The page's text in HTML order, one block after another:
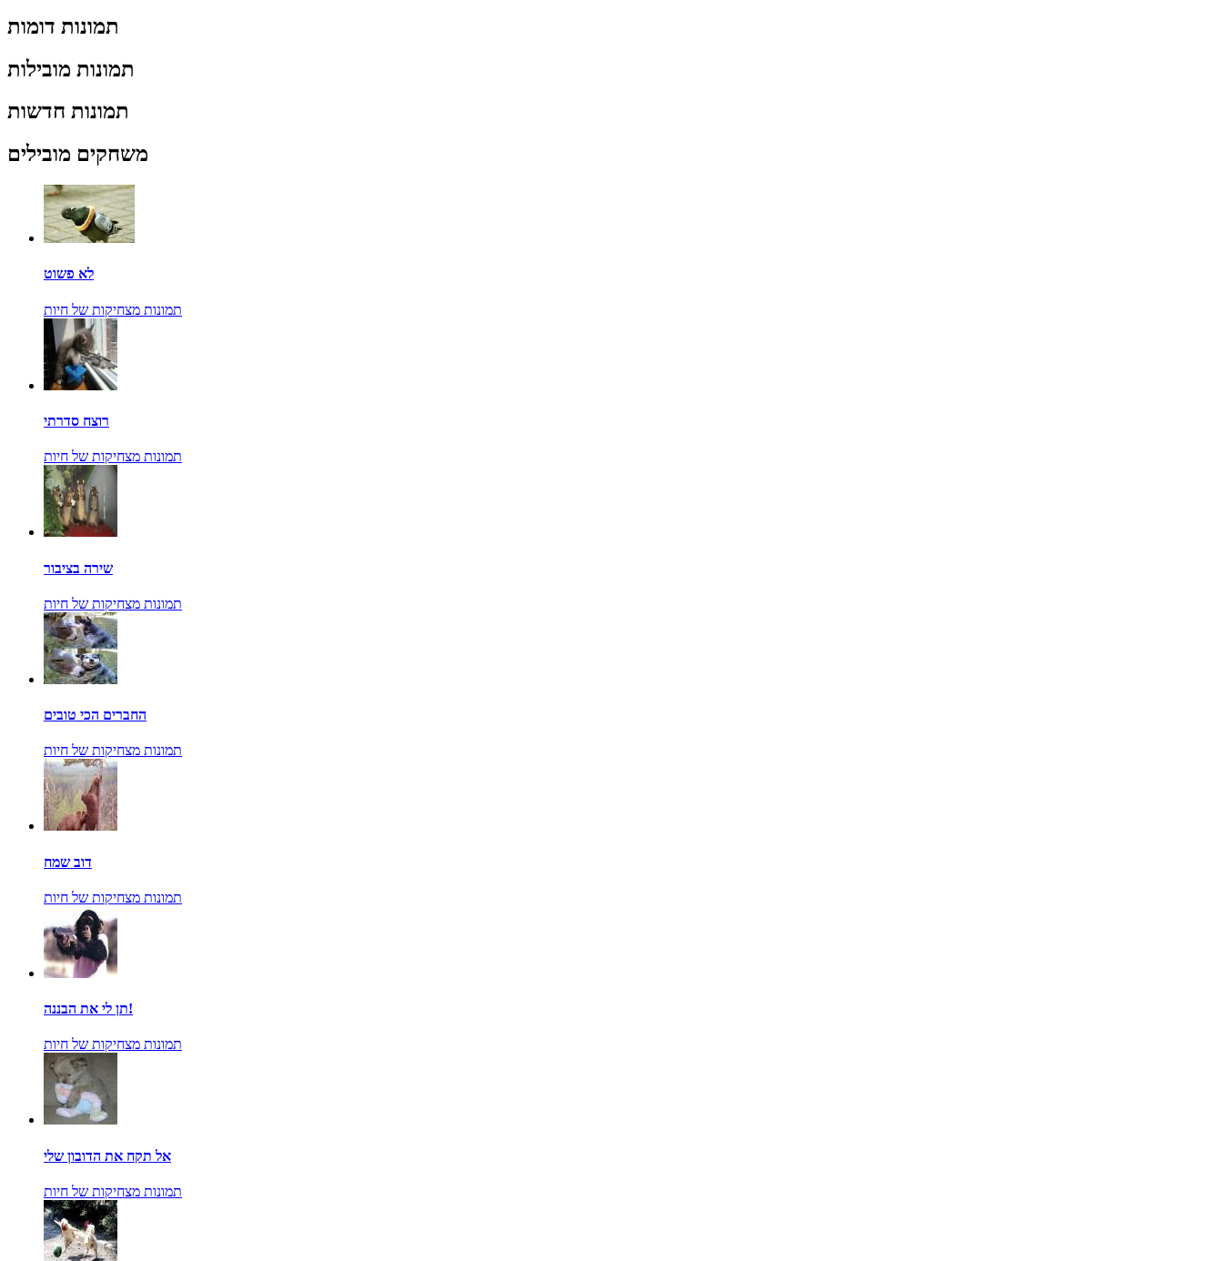
תמונות דומות
תמונות מובילות
תמונות חדשות
משחקים מובילים
לא פשוט
תמונות מצחיקות של חיות
רוצח סדרתי
תמונות מצחיקות של חיות
שירה בציבור
תמונות מצחיקות של חיות
החברים הכי טובים
תמונות מצחיקות של חיות
דוב שמח
תמונות מצחיקות של חיות
תן לי את הבננה!
תמונות מצחיקות של חיות
אל תקח את הדובון שלי
תמונות מצחיקות של חיות